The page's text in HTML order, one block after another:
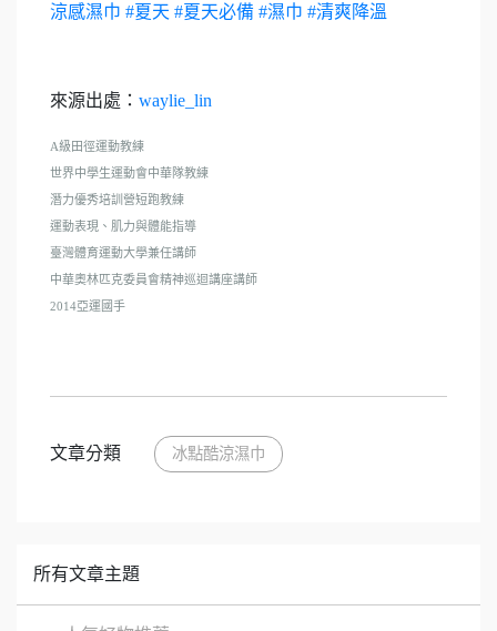
涼感濕巾 #夏天 #夏天必備 #濕巾 #清爽降溫
來源出處： waylie_lin
A級田徑運動教練
世界中學生運動會中華隊教練
潛力優秀培訓營短跑教練
運動表現、肌力與體能指導
臺灣體育運動大學兼任講師
中華奧林匹克委員會精神巡迴講座講師
2014亞運國手
文章分類 冰點酷涼濕巾
所有文章主題